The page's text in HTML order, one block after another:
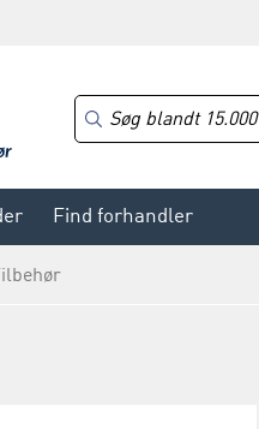
Find forhandler